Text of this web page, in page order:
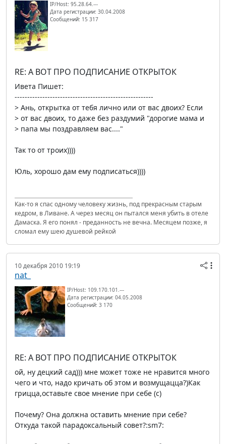
IP/Host: 95.28.64.---
Дата регистрации: 30.04.2008
Сообщений: 15 317
RE: А ВОТ ПРО ПОДПИСАНИЕ ОТКРЫТОК
Ивета Пишет:
-------------------------------------------------------
> Ань, открытка от тебя лично или от вас двоих? Если
> от вас двоих, то даже без раздумий "дорогие мама и
> папа мы поздравляем вас...."
Так то от троих))))
Юль, хорошо дам ему подписаться))))
Как-то я спас одному человеку жизнь, под прекрасным старым
кедром, в Ливане. А через месяц он пытался меня убить в отеле
Дамаска. Я его понял - преданность не вечна. Месяцем позже, я
сломал ему шею душевой рейкой
10 декабря 2010 19:19
nat_
IP/Host: 109.170.101.---
Дата регистрации: 04.05.2008
Сообщений: 3 170
RE: А ВОТ ПРО ПОДПИСАНИЕ ОТКРЫТОК
ой, ну децкий сад))) мне может тоже не нравится много
чего и что, надо кричать об этом и возмущацца?)Как
грицца,оставьте свое мнение при себе (c)
Почему? Она должна оставить мнение при себе?
Откуда такой парадоксальный совет?:sm7: